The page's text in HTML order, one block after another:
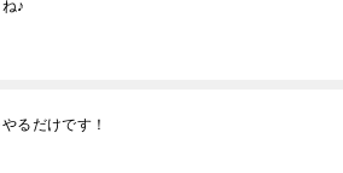
♪
るだけです！